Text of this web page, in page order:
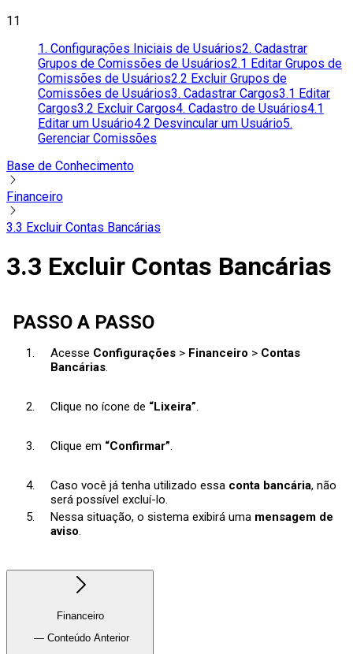
11
1. Configurações Iniciais de Usuários2. Cadastrar
Grupos de Comissões de Usuários2.1 Editar Grupos de
Comissões de Usuários2.2 Excluir Grupos de
Comissões de Usuários3. Cadastrar Cargos3.1 Editar
Cargos3.2 Excluir Cargos4. Cadastro de Usuários4.1
Editar um Usuário4.2 Desvincular um Usuário5.
Gerenciar Comissões
Base de Conhecimento
Financeiro
3.3 Excluir Contas Bancárias
3.3 Excluir Contas Bancárias
PASSO A PASSO
Acesse Configurações > Financeiro > Contas
Bancárias.
Clique no ícone de “Lixeira”.
Clique em “Confirmar”.
Caso você já tenha utilizado essa conta bancária, não
será possível excluí-lo.
Nessa situação, o sistema exibirá uma mensagem de
aviso.
Financeiro
— Conteúdo Anterior